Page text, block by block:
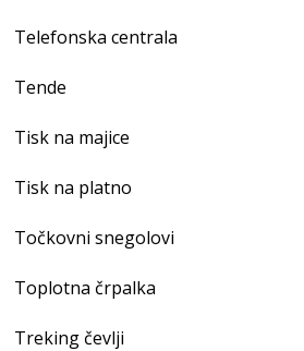
Telefonska centrala
Tende
Tisk na majice
Tisk na platno
Točkovni snegolovi
Toplotna črpalka
Treking čevlji